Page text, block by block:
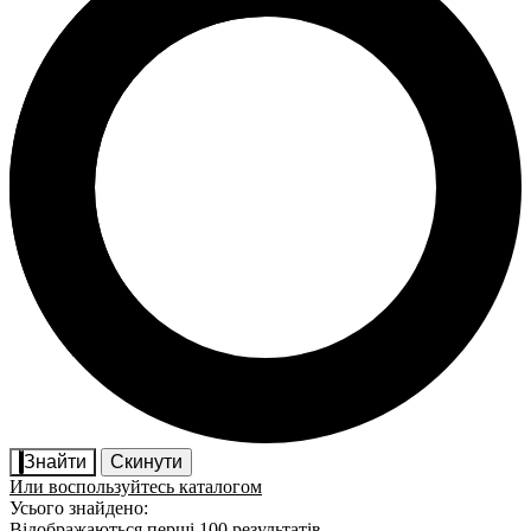
Знайти
Скинути
Или воспользуйтесь каталогом
Усього знайдено: